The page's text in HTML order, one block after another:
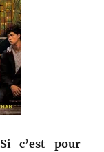
Si c’est pour